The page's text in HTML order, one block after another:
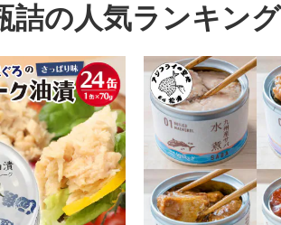
詰の人気ランキング